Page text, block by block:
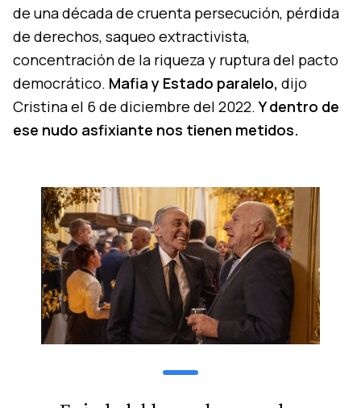
de una década de cruenta persecución, pérdida
de derechos, saqueo extractivista,
concentración de la riqueza y ruptura del pacto
democrático. Mafia y Estado paralelo, dijo
Cristina el 6 de diciembre del 2022.Y dentro de
ese nudo asfixiante nos tienen metidos.